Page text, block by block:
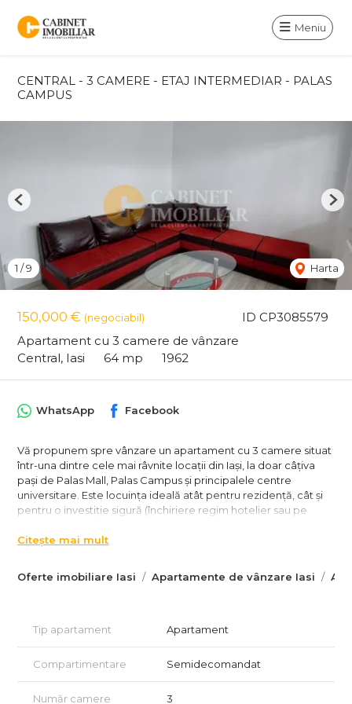
Meniu
CENTRAL - 3 CAMERE - ETAJ INTERMEDIAR - PALAS
CAMPUS
ID CP3085579
150,000 € (negociabil)
Apartament cu 3 camere de vânzare
Central, Iasi
64 mp 1962
1 /9 Harta
Previous
Oferte imobiliare Iasi Apartamente de vânzare Iasi
WhatsApp Facebook
Vă propunem spre vânzare un apartament cu 3 camere situat
într-una dintre cele mai râvnite locații din Iași, la doar câțiva
pași de Palas Mall, Palas Campus și principalele centre
universitare. Este locuința ideală atât pentru rezidență, cât și
pentru o investiție sigură (închiriere regim hotelier sau pe
📍 Localizare de Top
• Acces imediat la mijloace de transport în comun, facultăți și
zona centrală.
• Bloc: Beton armat, izolat termic, expertizat, dotat cu lift
modernizat, interfon și supraveghere video.
• Suprafață: 56 mp utili (64 mp construiți).
• Etaj: 8 din 10 (nu este ultimul etaj).
Citește mai mult
Tip apartament Apartament
Compartimentare Semidecomandat
Număr camere 3